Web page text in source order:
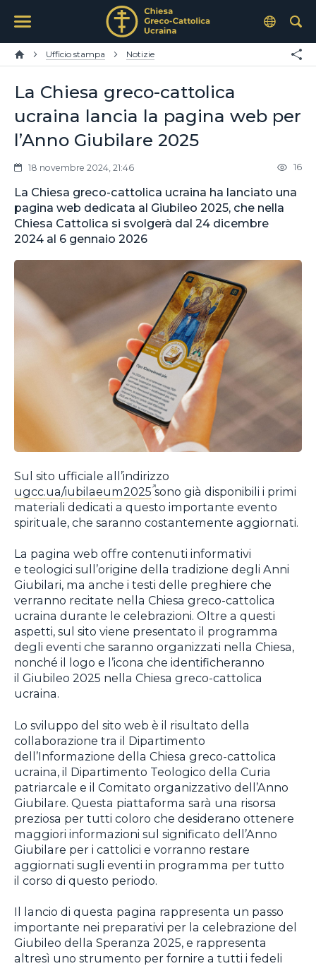
Ufficio stampa Notizie
La Chiesa greco-cattolica
ucraina lancia la pagina web per
l’Anno Giubilare 2025
18 novembre 2024, 21:46 16
La Chiesa greco-cattolica ucraina ha lanciato una
pagina web dedicata al Giubileo 2025, che nella
Chiesa Cattolica si svolgerà dal 24 dicembre
2024 al 6 gennaio 2026
Sul sito ufficiale all’indirizzo
ugcc.ua/iubilaeum2025sono già disponibili i primi
materiali dedicati a questo importante evento
spirituale, che saranno costantemente aggiornati.
La pagina web offre contenuti informativi
e teologici sull’origine della tradizione degli Anni
Giubilari, ma anche i testi delle preghiere che
verranno recitate nella Chiesa greco-cattolica
ucraina durante le celebrazioni. Oltre a questi
aspetti, sul sito viene presentato il programma
degli eventi che saranno organizzati nella Chiesa,
nonché il logo e l’icona che identificheranno
il Giubileo 2025 nella Chiesa greco-cattolica
ucraina.
Lo sviluppo del sito web è il risultato della
collaborazione tra il Dipartimento
dell’Informazione della Chiesa greco-cattolica
ucraina, il Dipartimento Teologico della Curia
patriarcale e il Comitato organizzativo dell’Anno
Giubilare. Questa piattaforma sarà una risorsa
preziosa per tutti coloro che desiderano ottenere
maggiori informazioni sul significato dell’Anno
Giubilare per i cattolici e vorranno restare
aggiornati sugli eventi in programma per tutto
il corso di questo periodo.
Il lancio di questa pagina rappresenta un passo
importante nei preparativi per la celebrazione del
Giubileo della Speranza 2025, e rappresenta
altresì uno strumento per fornire a tutti i fedeli